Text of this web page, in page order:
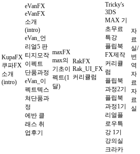
KupaFX
쿠파FX
소개
(intro)
eVanFX
eVanFX
소개
(intro)
eVan_언
리얼5 판
티지모작
이펙트
단품과정
eVan_이
펙트텍스
쳐단품과
정
에반 클
래스 취
업후기
maxFX
max의
기초이
펙트(1
달)
RakFX
Rak_UI_FX
커리큘럼
Tricky's
3DS
MAX 기
초무료
특강
플립북
FX제작
커리큘
럼
플립북
과정2기
플립북
과정1기
리얼플
로우특
강 1기
강의실
크라카
자
료
실/
번
역
자
료
자
료
실